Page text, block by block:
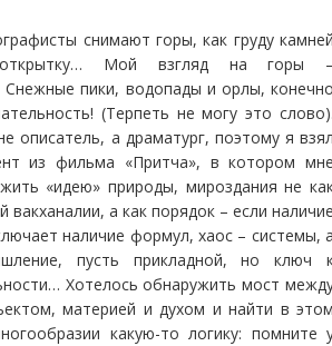
снимают горы, как груду
Мой взгляд на горы
Снежные пики, водопады и орлы,
(Терпеть не могу это
описатель, а драматург, поэтому я
из фильма «Притча», в котором
«идею» природы, мироздания не
вакханалии, а как порядок – если
наличие формул, хаос – системы,
пусть прикладной, но ключ
Хотелось обнаружить мост
материей и духом и найти в
какую-то логику: помните